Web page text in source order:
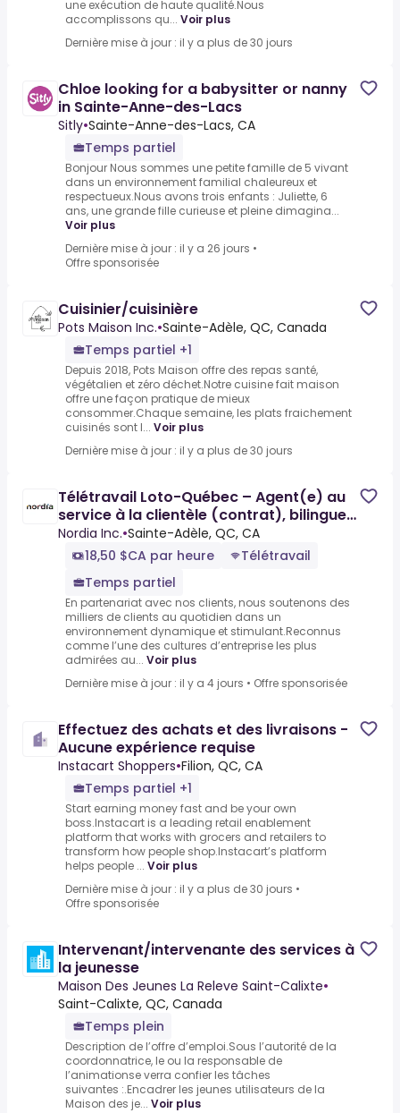
une exécution de haute qualité.Nous
accomplissons qu... Voir plus
Dernière mise à jour : il y a plus de 30 jours
Chloe looking for a babysitter or nanny
in Sainte-Anne-des-Lacs
Sitly•Sainte-Anne-des-Lacs, CA
Temps partiel
Bonjour Nous sommes une petite famille de 5 vivant
dans un environnement familial chaleureux et
respectueux.Nous avons trois enfants : Juliette, 6
ans, une grande fille curieuse et pleine dimagina...
Voir plus
Dernière mise à jour : il y a 26 jours •
Offre sponsorisée
Cuisinier/cuisinière
Pots Maison Inc.•Sainte-Adèle, QC, Canada
Temps partiel +1
Depuis 2018, Pots Maison offre des repas santé,
végétalien et zéro déchet.Notre cuisine fait maison
offre une façon pratique de mieux
consommer.Chaque semaine, les plats fraichement
cuisinés sont l... Voir plus
Dernière mise à jour : il y a plus de 30 jours
Télétravail Loto-Québec – Agent(e) au
service à la clientèle (contrat), bilingue
ou français
Nordia Inc.•Sainte-Adèle, QC, CA
18,50 $CA par heure
Télétravail
Temps partiel
En partenariat avec nos clients, nous soutenons des
milliers de clients au quotidien dans un
environnement dynamique et stimulant.Reconnus
comme l’une des cultures d’entreprise les plus
admirées au... Voir plus
Dernière mise à jour : il y a 4 jours • Offre sponsorisée
Effectuez des achats et des livraisons -
Aucune expérience requise
Instacart Shoppers•Filion, QC, CA
Temps partiel +1
Start earning money fast and be your own
boss.Instacart is a leading retail enablement
platform that works with grocers and retailers to
transform how people shop.Instacart’s platform
helps people ... Voir plus
Dernière mise à jour : il y a plus de 30 jours •
Offre sponsorisée
Intervenant/intervenante des services à
la jeunesse
Maison Des Jeunes La Releve Saint-Calixte•
Saint-Calixte, QC, Canada
Temps plein
Description de l’offre d’emploi.Sous l’autorité de la
coordonnatrice, le ou la responsable de
l’animationse verra confier les tâches
suivantes :.Encadrer les jeunes utilisateurs de la
Maison des je... Voir plus